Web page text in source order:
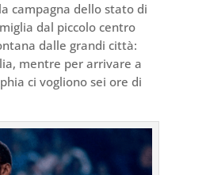
campagna dello stato di
dal piccolo centro
dalle grandi città:
mentre per arrivare a
ci vogliono sei ore di